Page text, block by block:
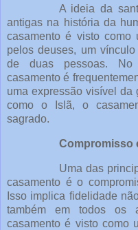
A ideia da
antigas na história da
casamento é visto como
pelos deuses, um
de duas pessoas. No
casamento é
uma expressão visível da
como o Islã, o
sagrado.
Compromisso
Uma das
casamento é o
Isso implica fidelidade
também em todos os
casamento é visto como